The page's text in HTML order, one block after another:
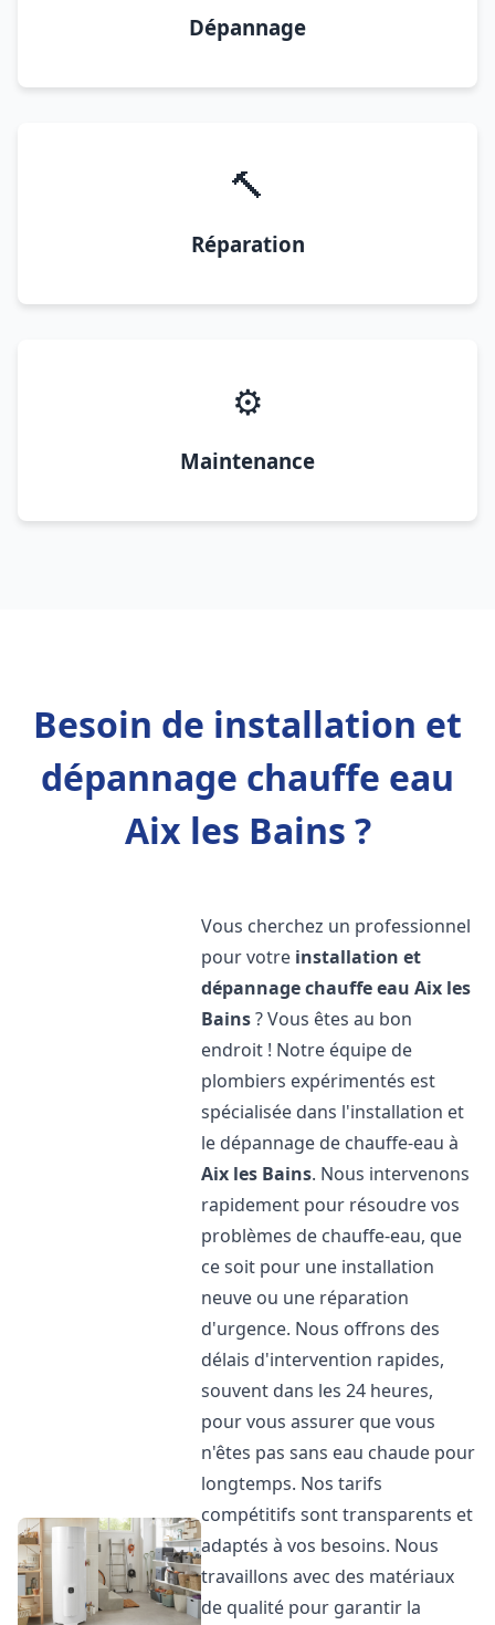
Dépannage
🔨
Réparation
⚙️
Maintenance
Besoin de installation et
dépannage chauffe eau
Aix les Bains ?
Vous cherchez un professionnel
pour votre installation et
dépannage chauffe eau Aix les
Bains? Vous êtes au bon
endroit ! Notre équipe de
plombiers expérimentés est
spécialisée dans l'installation et
le dépannage de chauffe-eau à
Aix les Bains. Nous intervenons
rapidement pour résoudre vos
problèmes de chauffe-eau, que
ce soit pour une installation
neuve ou une réparation
d'urgence. Nous offrons des
délais d'intervention rapides,
souvent dans les 24 heures,
pour vous assurer que vous
n'êtes pas sans eau chaude pour
longtemps. Nos tarifs
compétitifs sont transparents et
adaptés à vos besoins. Nous
travaillons avec des matériaux
de qualité pour garantir la